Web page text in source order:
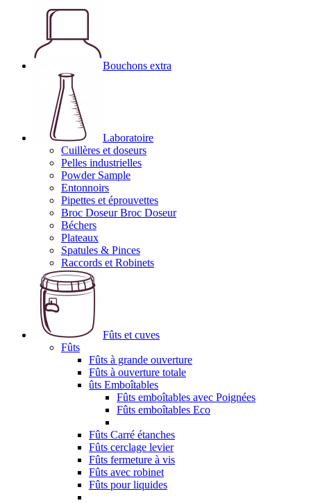
Bouchons extra
Laboratoire
Cuillères et doseurs
Pelles industrielles
Powder Sample
Entonnoirs
Pipettes et éprouvettes
Broc Doseur Broc Doseur
Béchers
Plateaux
Spatules & Pinces
Raccords et Robinets
Fûts et cuves
Fûts
Fûts à grande ouverture
Fûts à ouverture totale
ûts Emboîtables
Fûts emboîtables avec Poignées
Fûts emboîtables Eco
Fûts Carré étanches
Fûts cerclage levier
Fûts fermeture à vis
Fûts avec robinet
Fûts pour liquides